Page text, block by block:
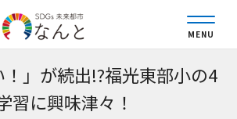
MENU
！」が続出!?福光東部小の4
習に興味津々！